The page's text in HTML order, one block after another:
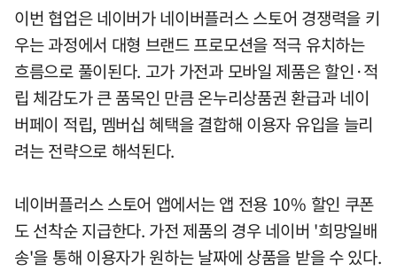
이번 협업은 네이버가 네이버플러스 스토어 경쟁력을 키
우는 과정에서 대형 브랜드 프로모션을 적극 유치하는
흐름으로 풀이된다. 고가 가전과 모바일 제품은 할인·적
립 체감도가 큰 품목인 만큼 온누리상품권 환급과 네이
버페이 적립, 멤버십 혜택을 결합해 이용자 유입을 늘리
려는 전략으로 해석된다.
네이버플러스 스토어 앱에서는 앱 전용 10% 할인 쿠폰
도 선착순 지급한다. 가전 제품의 경우 네이버 '희망일배
송'을 통해 이용자가 원하는 날짜에 상품을 받을 수 있다.